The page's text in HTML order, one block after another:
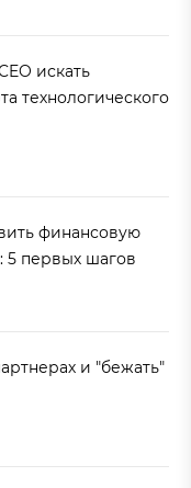
искать
технологического
финансовую
5 первых шагов
и "бежать"